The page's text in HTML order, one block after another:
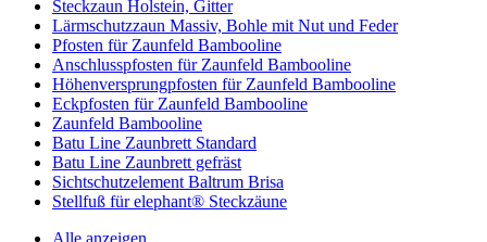
Steckzaun Holstein, Gitter
Lärmschutzzaun Massiv, Bohle mit Nut und Feder
Pfosten für Zaunfeld Bambooline
Anschlusspfosten für Zaunfeld Bambooline
Höhenversprungpfosten für Zaunfeld Bambooline
Eckpfosten für Zaunfeld Bambooline
Zaunfeld Bambooline
Batu Line Zaunbrett Standard
Batu Line Zaunbrett gefräst
Sichtschutzelement Baltrum Brisa
Stellfuß für elephant® Steckzäune
Alle anzeigen